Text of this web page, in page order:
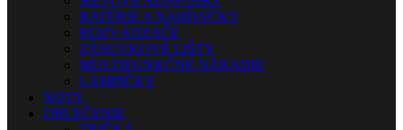
BATÉRIE A NABÍJAČKY
ROZVÁDZAČE
ZÁSUVKOVÉ LIŠTY
MULTIFUNKČNÉ NÁRADIE
LAMPIČKY
NOTY
OBLEČENIE